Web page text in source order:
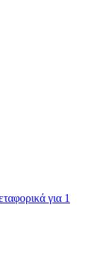
για 1